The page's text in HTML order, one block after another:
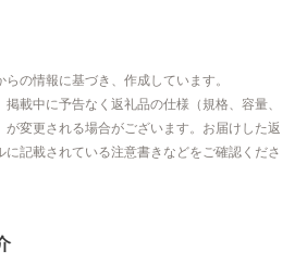
の情報に基づき、作成しています。
載中に予告なく返礼品の仕様（規格、容量、
が変更される場合がございます。お届けした返
記載されている注意書きなどをご確認くださ